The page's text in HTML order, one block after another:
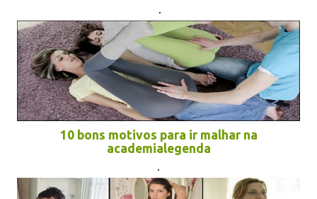
.
10 bons motivos para ir malhar na
academialegenda
.